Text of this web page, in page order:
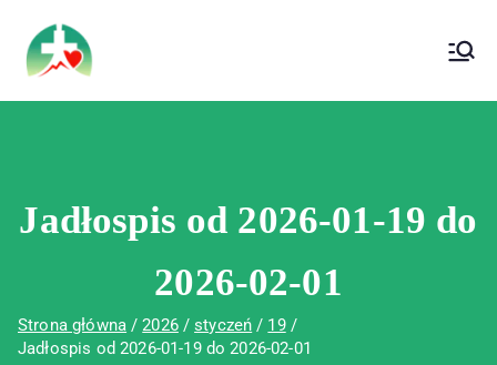
Wojewódzki Szpital Specjalistyczny im.
Św. Rafała w Czerwonej Górze
Jadłospis od 2026-01-19 do
2026-02-01
Strona główna 2026 styczeń
19
Jadłospis od 2026-01-19 do 2026-02-01